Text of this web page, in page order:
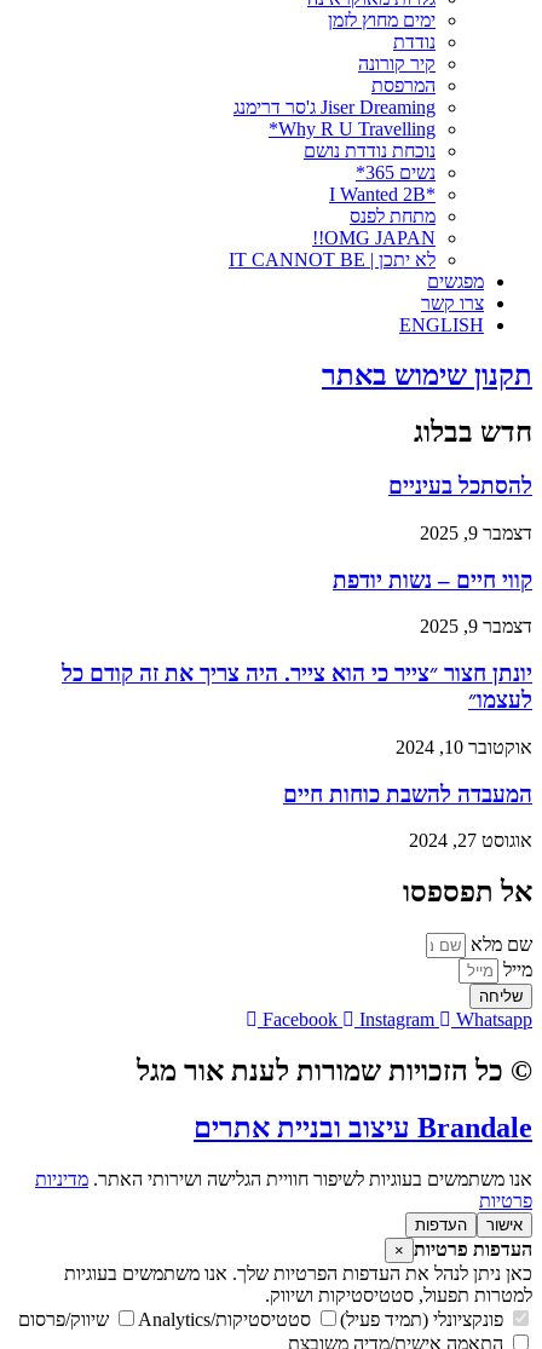
ימים מחוץ לזמן
נודדת
קיר קורונה
המרפסת
Jiser Dreaming ג'סר דרימנג
Why R U Travelling*
נוכחת נודדת נושם
נשים 365*
*I Wanted 2B
מתחת לפנס
OMG JAPAN!!
לא יתכן | IT CANNOT BE
מפגשים
צרו קשר
ENGLISH
תקנון שימוש באתר
חדש בבלוג
להסתכל בעיניים
דצמבר 9, 2025
קווי חיים – נשות יודפת
דצמבר 9, 2025
יונתן חצור ״צייר כי הוא צייר. היה צריך את זה קודם כל
לעצמו״
אוקטובר 10, 2024
המעבדה להשבת כוחות חיים
אוגוסט 27, 2024
אל תפספסו
שם מלא
מייל
שליחה
Facebook Instagram Whatsapp
© כל הזכויות שמורות לענת אור מגל
Brandale עיצוב ובניית אתרים
אנו משתמשים בעוגיות לשיפור חוויית הגלישה ושירותי האתר. מדיניות
פרטיות
אישור העדפות
העדפות פרטיות ×
כאן ניתן לנהל את העדפות הפרטיות שלך. אנו משתמשים בעוגיות
למטרות תפעול, סטטיסטיקות ושיווק.
פונקציונלי (תמיד פעיל)
סטטיסטיקות/Analytics
שיווק/פרסום
התאמה אישית/מדיה משובצת